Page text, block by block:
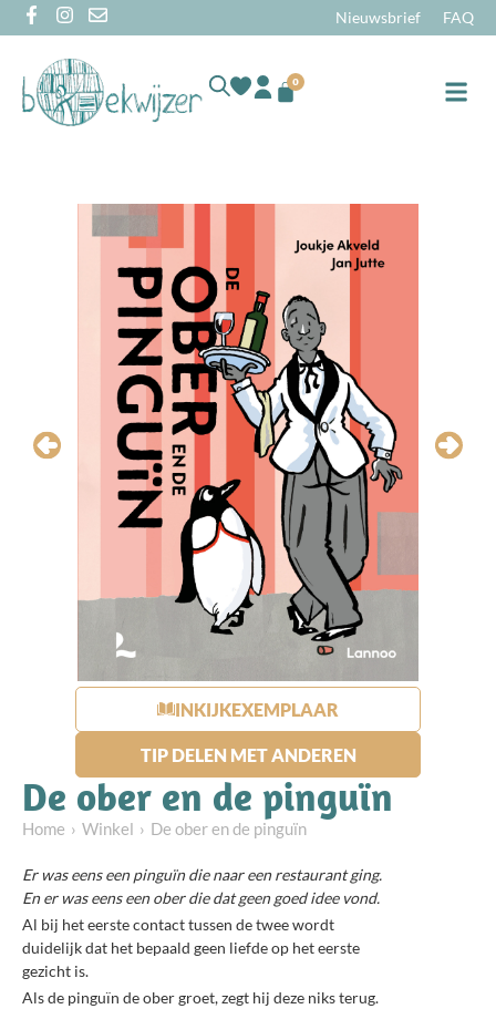
Nieuwsbrief FAQ
0
INKIJKEXEMPLAAR
TIP DELEN MET ANDEREN
De ober en de pinguïn
Home Winkel De ober en de pinguïn
Er was eens een pinguïn die naar een restaurant ging.
En er was eens een ober die dat geen goed idee vond.
Al bij het eerste contact tussen de twee wordt
duidelijk dat het bepaald geen liefde op het eerste
gezicht is.
Als de pinguïn de ober groet, zegt hij deze niks terug.